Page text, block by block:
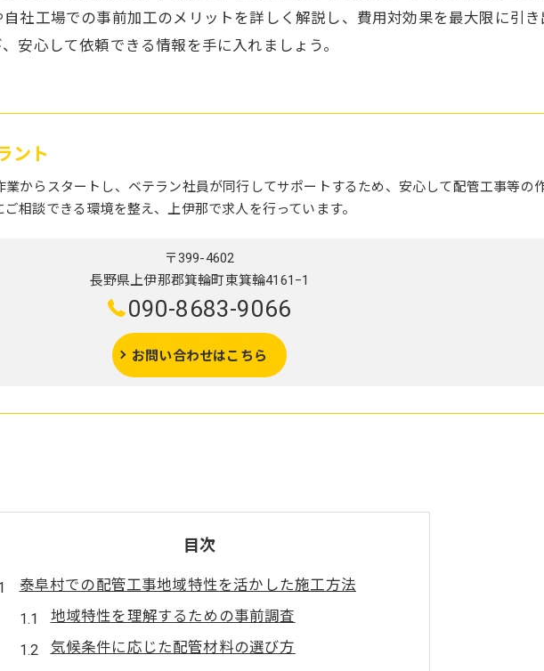
社工場での事前加工のメリットを詳しく解説し、費用対効果を最大限に引
安心して依頼できる情報を手に入れましょう。
ント
業からスタートし、ベテラン社員が同行してサポートするため、安心して配管工事等の
相談できる環境を整え、上伊那で求人を行っています。
〒399-4602
長野県上伊那郡箕輪町東箕輪4161−1
090-8683-9066
お問い合わせはこちら
目次
泰阜村での配管工事地域特性を活かした施工方法
地域特性を理解するための事前調査
気候条件に応じた配管材料の選び方